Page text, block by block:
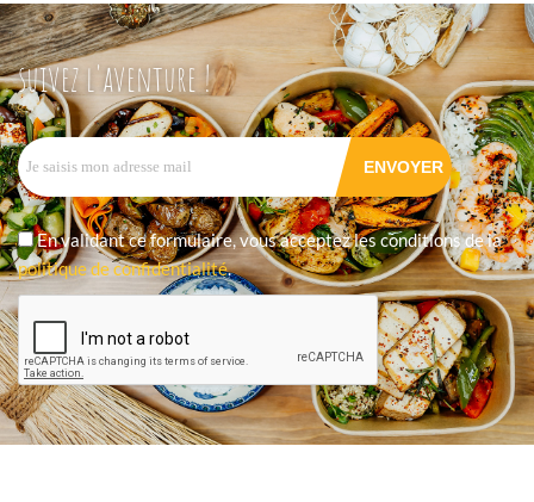
suivez l'aventure !
En validant ce formulaire, vous acceptez les conditions de la
politique de confidentialité.